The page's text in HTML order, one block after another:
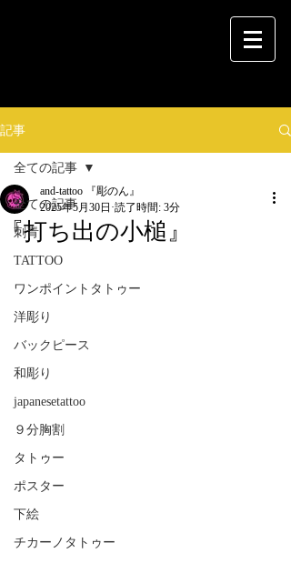
記事
全ての記事
刺青
TATTOO
ワンポイントタトゥー
洋彫り
バックピース
和彫り
japanesetattoo
９分胸割
タトゥー
ポスター
下絵
チカーノタトゥー
全ての記事
『打ち出の小槌』
and-tattoo 『彫のん』
2025年5月30日 読了時間: 3分